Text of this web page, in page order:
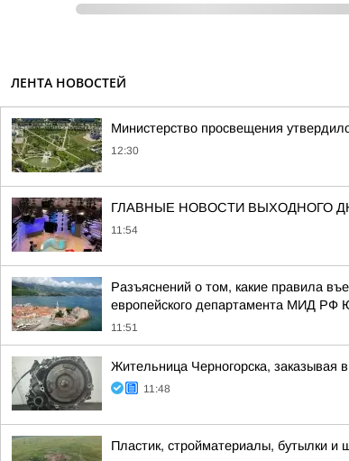
ЛЕНТА НОВОСТЕЙ
Министерство просвещения
12:30
ГЛАВНЫЕ НОВОСТИ ВЫХОДНОГО
11:54
Разъяснений о том, какие правила
европейского департамента МИД РФ
11:51
Жительница Черногорска, заказывая
11:48
Пластик, стройматериалы, бутылки и